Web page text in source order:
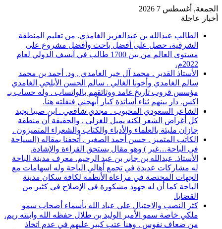
الجمعة, أغسطس 7 2026
أخبار عاجلة
الطالب عبدالله بن عبدالعزيز الغامدي. من تعليم المنطقة
الشرقية، حصل على أفضل باحث وأفضل مشروع على
مستوى العالم من بين 1700 طالب في آيسف الدولي لعام
2022م.
الأستاذ القدير . محمد آل خير الغامدي , ود. أحمد بن محمد
سالم الغامدي وأخونا الغالي . سالم الحسن الأبلجي الغامدي
مؤسس قروب تاريخ غامد ووثائقهم بالواتساب . وله حساب بـ
اكس. دار بينهم ثناء أساتذة كبار أبهجني فنقلته هنا.
الشاعر السعودي المحبوب . مجدي شافعي . ابن صبيا يجيد
كل أغراض الشعر لكنه يميل للغزلي . والحقيقة أن منطقة
جازان مليئة بالعلماء والأدباء والكتاب والشعراء المتميزون .
الكاتب المتميز . حسن أحمد الصغير . أتحفنا بمقاله (السياحة
في الباحة…غير ) وهو مقال يستحق القراءة والإشادة.
الأستاذ. عبدالله بن جابر بن عبد الرحيم. معرف مدينة الباحة
له مشاركات عديدة في تجمع أهالي الباحة وله اسهامات مع
الجهات المختصة في مراعاة الأنظمة لكافة سكان مدينة
الباحة كما أن له جهود مشكورة في الإصلاح في كثير من
القضايا.
كثر النصب والاحتيال على عباد الله بأسماء أصحاب سمو
ملكي خاصة سمو الأمير الوليد بن طلال حفظه الله وابنته ريم.
من ضعاف نفوس . وهنا عتب كبير عليهم في عدم اتخاذ